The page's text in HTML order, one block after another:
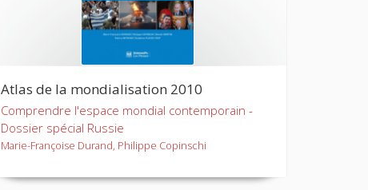
Atlas de la mondialisation 2010
Comprendre l'espace mondial contemporain -
Dossier spécial Russie
Marie-Françoise Durand, Philippe Copinschi